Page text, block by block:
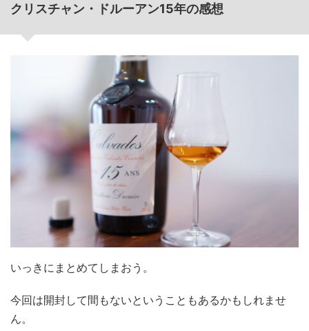
クリスチャン・ドルーアン15年の感想
いっきにまとめてしまおう。
今回は開封して間もないということもあるかもしれませ
ん。